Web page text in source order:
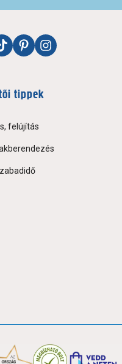
tippek
felújítás